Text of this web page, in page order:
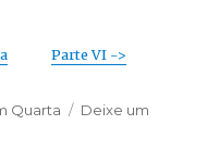
Parte VI ->
Quarta
Deixe um